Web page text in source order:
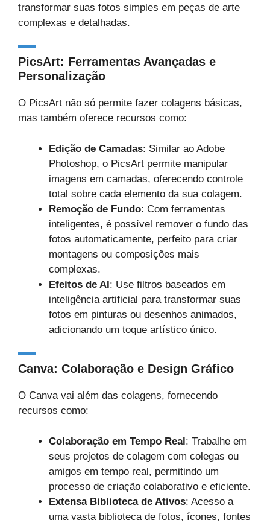
transformar suas fotos simples em peças de arte
complexas e detalhadas.
PicsArt: Ferramentas Avançadas e
Personalização
O PicsArt não só permite fazer colagens básicas,
mas também oferece recursos como:
Edição de Camadas: Similar ao Adobe
Photoshop, o PicsArt permite manipular
imagens em camadas, oferecendo controle
total sobre cada elemento da sua colagem.
Remoção de Fundo: Com ferramentas
inteligentes, é possível remover o fundo das
fotos automaticamente, perfeito para criar
montagens ou composições mais
complexas.
Efeitos de AI: Use filtros baseados em
inteligência artificial para transformar suas
fotos em pinturas ou desenhos animados,
adicionando um toque artístico único.
Canva: Colaboração e Design Gráfico
O Canva vai além das colagens, fornecendo
recursos como:
Colaboração em Tempo Real: Trabalhe em
seus projetos de colagem com colegas ou
amigos em tempo real, permitindo um
processo de criação colaborativo e eficiente.
Extensa Biblioteca de Ativos: Acesso a
uma vasta biblioteca de fotos, ícones, fontes